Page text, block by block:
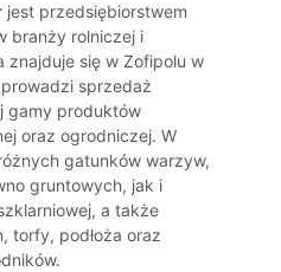
jest przedsiębiorstwem
branży rolniczej i
się w Zofipolu w
sprzedaż
gamy produktów
oraz ogrodniczej. W
gatunków warzyw,
gruntowych, jak i
a także
torfy, podłoża oraz